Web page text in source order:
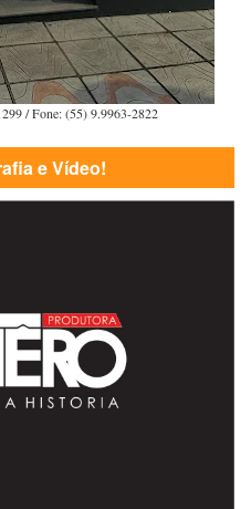
/ Fone: (55) 9.9963-2822
e Vídeo!